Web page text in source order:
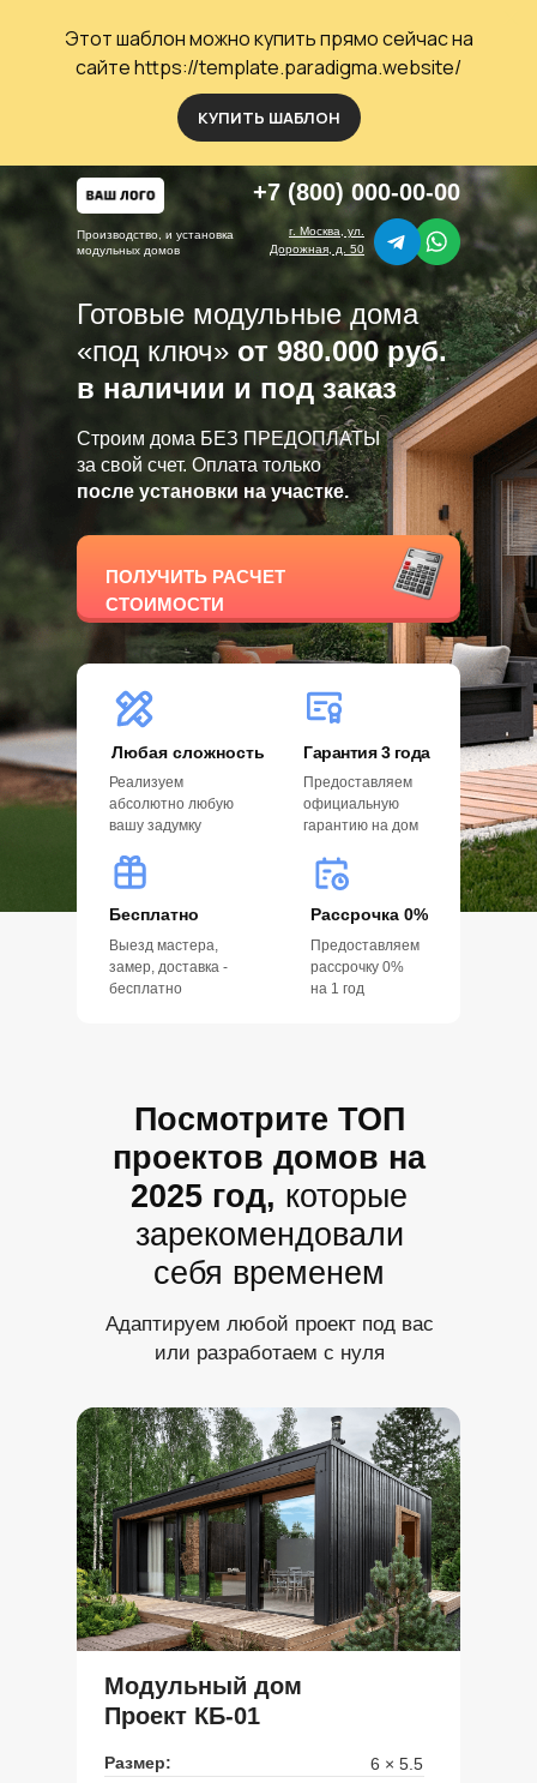
Этот шаблон можно купить прямо сейчасна
сайтеhttps://template.paradigma.website/
КУПИТЬ ШАБЛОН
Производство, и установка
модульных домов
+7 (800) 000-00-00
Гарантия 3 года
Выезд мастера,
замер, доставка -
бесплатно
Бесплатно Рассрочка 0%
Предоставляем
рассрочку 0%
на 1 год
Предоставляем
официальную
гарантию на дом
Любая сложность
Реализуем
абсолютно любую
вашу задумку
ПОЛУЧИТЬ РАСЧЕТ
СТОИМОСТИ
г. Москва, ул.
Дорожная, д. 50
Готовые модульные дома
«под ключ» от 980.000 руб.
в наличии и под заказ
Строим дома БЕЗ ПРЕДОПЛАТЫ
за свой счет. Оплата только
после установки на участке.
Адаптируем любой проект под вас
или разработаем с нуля
Модульный дом
Проект КБ-01
Размер:
6 × 5.5
Посмотрите ТОП
проектов домов на
2025 год, которые
зарекомендовали
себя временем